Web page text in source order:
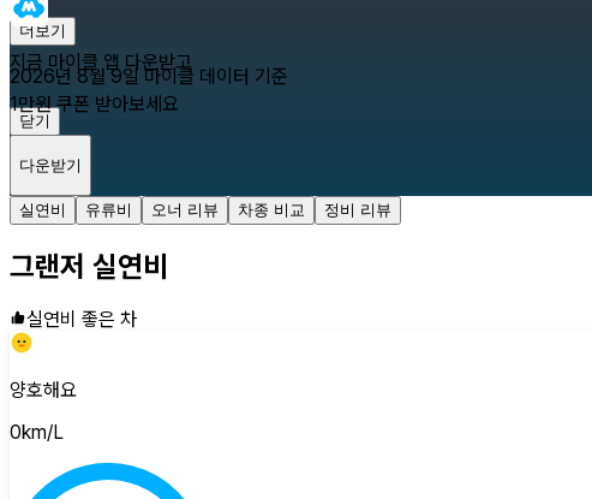
더보기
2026년 8월 9일 마이클 데이터 기준
닫기
지금 마이클 앱 다운받고
1만원 쿠폰 받아보세요
다운받기
실연비 유류비 오너 리뷰 차종 비교 정비 리뷰
그랜저 실연비
실연비 좋은 차
양호해요
0km/L